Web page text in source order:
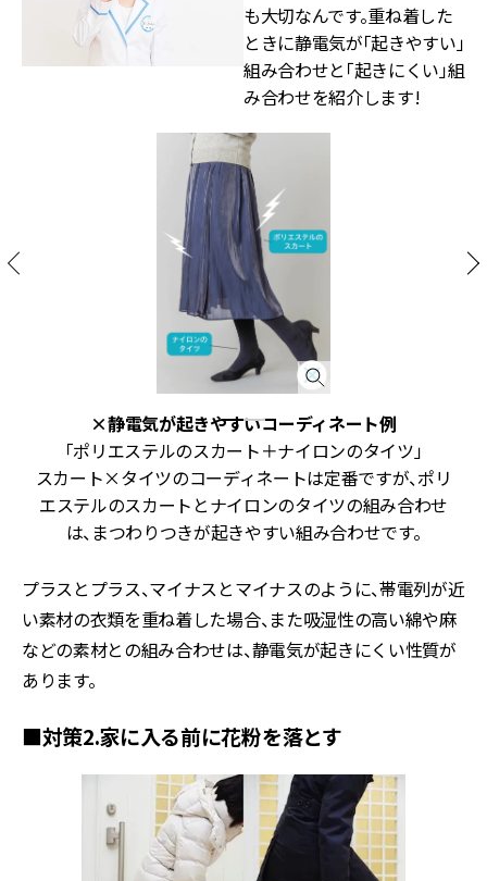
も大切なんです。重ね着した
ときに静電気が「起きやすい」
組み合わせと「起きにくい」組
み合わせを紹介します!
×静電気が起きやすいコーディネート例
「ポリエステルのスカート＋ナイロンのタイツ」
スカート×タイツのコーディネートは定番ですが、ポリ
エステルのスカートとナイロンのタイツの組み合わせ
は、まつわりつきが起きやすい組み合わせです。
プラスとプラス、マイナスとマイナスのように、帯電列が近
い素材の衣類を重ね着した場合、また吸湿性の高い綿や麻
などの素材との組み合わせは、静電気が起きにくい性質が
あります。
■対策2.家に入る前に花粉を落とす